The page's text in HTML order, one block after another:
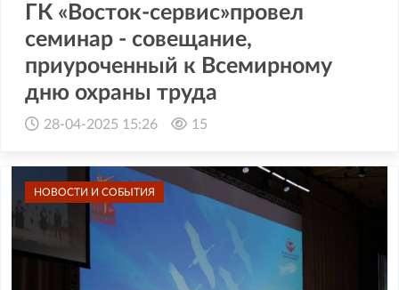
ГК «Восток-сервис»провел
семинар - совещание,
приуроченный к Всемирному
дню охраны труда
28-04-2025 15:26 15
НОВОСТИ И СОБЫТИЯ